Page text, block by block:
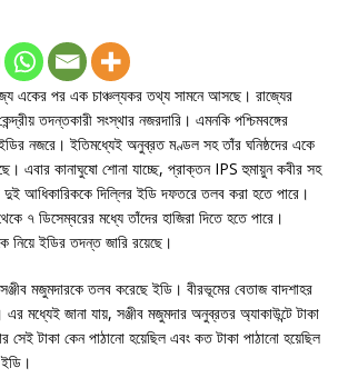
একের পর এক চাঞ্চল্যকর তথ্য সামনে আসছে। রাজ্যের
তদন্তকারী সংস্থার নজরদারি। এমনকি পশ্চিমবঙ্গের
নজরে। ইতিমধ্যেই অনুব্রত মণ্ডল সহ তাঁর ঘনিষ্ঠদের একে
এবার কানাঘুষো শোনা যাচ্ছে, প্রাক্তন IPS হুমায়ুন কবীর সহ
দুই আধিকারিককে দিল্লির ইডি দফতরে তলব করা হতে পারে।
৭ ডিসেম্বরের মধ্যে তাঁদের হাজিরা দিতে হতে পারে।
ইডির তদন্ত জারি রয়েছে।
মজুমদারকে তলব করেছে ইডি। বীরভূমের বেতাজ বাদশাহর
এর মধ্যেই জানা যায়, সঞ্জীব মজুমদার অনুব্রতর অ্যাকাউন্টে টাকা
সেই টাকা কেন পাঠানো হয়েছিল এবং কত টাকা পাঠানো হয়েছিল